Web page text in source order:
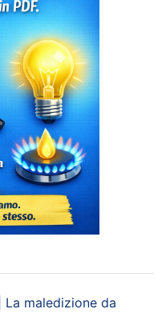
La maledizione da